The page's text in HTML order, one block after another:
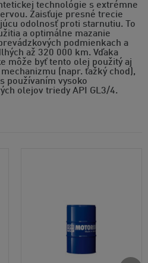
technológie s extrémne
Zaisťuje presné trecie
odolnosť proti starnutiu. To
a optimálne mazanie
podmienkach a
až 320 000 km. Vďaka
môže byť tento olej použitý aj
(napr. ťažký chod),
používaním vysoko
olejov triedy API GL3/4.